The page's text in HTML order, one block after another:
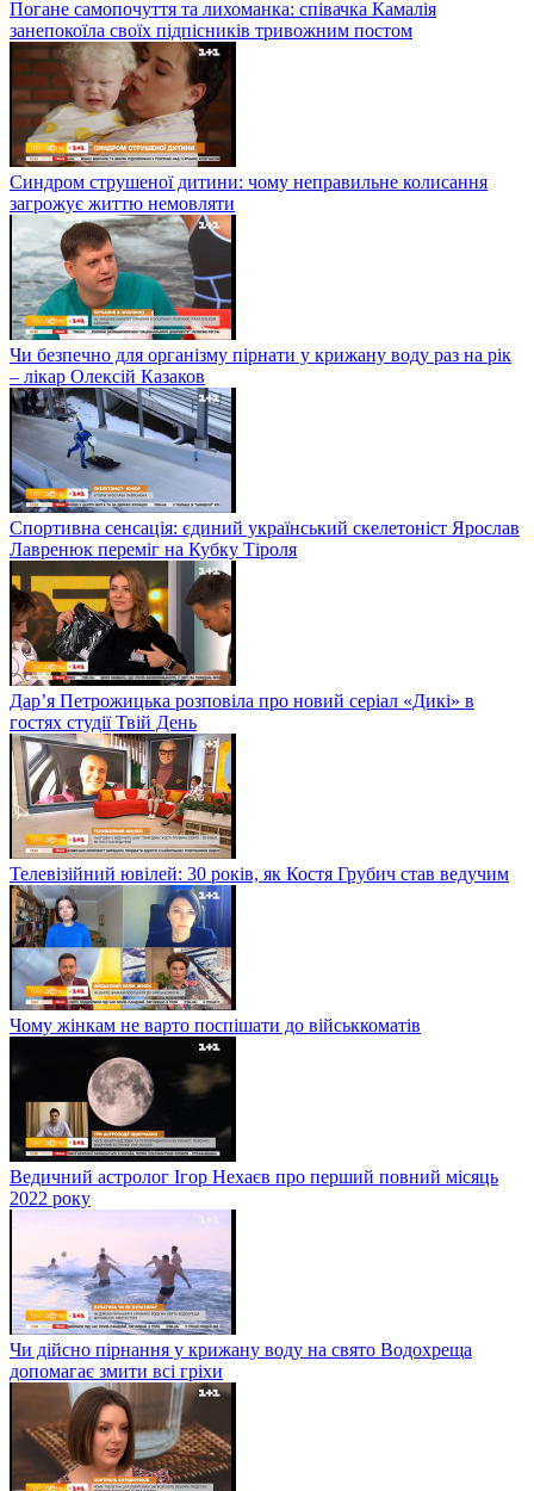
Погане самопочуття та лихоманка: співачка Камалія
занепокоїла своїх підпісників тривожним постом
Синдром струшеної дитини: чому неправильне колисання
загрожує життю немовляти
Чи безпечно для організму пірнати у крижану воду раз на рік
– лікар Олексій Казаков
Спортивна сенсація: єдиний український скелетоніст Ярослав
Лавренюк переміг на Кубку Тіроля
Дар’я Петрожицька розповіла про новий серіал «Дикі» в
гостях студії Твій День
Телевізійний ювілей: 30 років, як Костя Грубич став ведучим
Чому жінкам не варто поспішати до військкоматів
Ведичний астролог Ігор Нехаєв про перший повний місяць
2022 року
Чи дійсно пірнання у крижану воду на свято Водохреща
допомагає змити всі гріхи